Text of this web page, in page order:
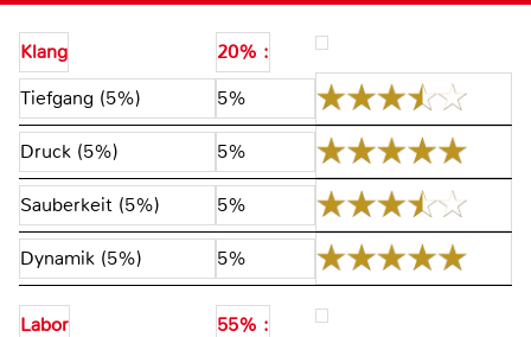
Klang
20% :
Tiefgang (5%)
5%
Druck (5%) 5%
Sauberkeit (5%) 5%
Dynamik (5%) 5%
Labor
55% :